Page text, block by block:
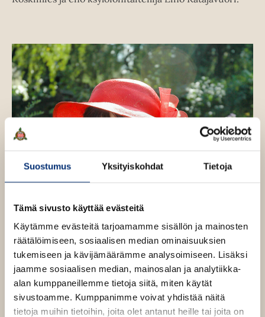
Suostumus Yksityiskohdat Tietoja
Tämä sivusto käyttää evästeitä
Käytämme evästeitä tarjoamamme sisällön ja mainosten
räätälöimiseen, sosiaalisen median ominaisuuksien
tukemiseen ja kävijämäärämme analysoimiseen. Lisäksi
jaamme sosiaalisen median, mainosalan ja analytiikka-
alan kumppaneillemme tietoja siitä, miten käytät
sivustoamme. Kumppanimme voivat yhdistää näitä
tietoja muihin tietoihin, joita olet antanut heille tai joita on